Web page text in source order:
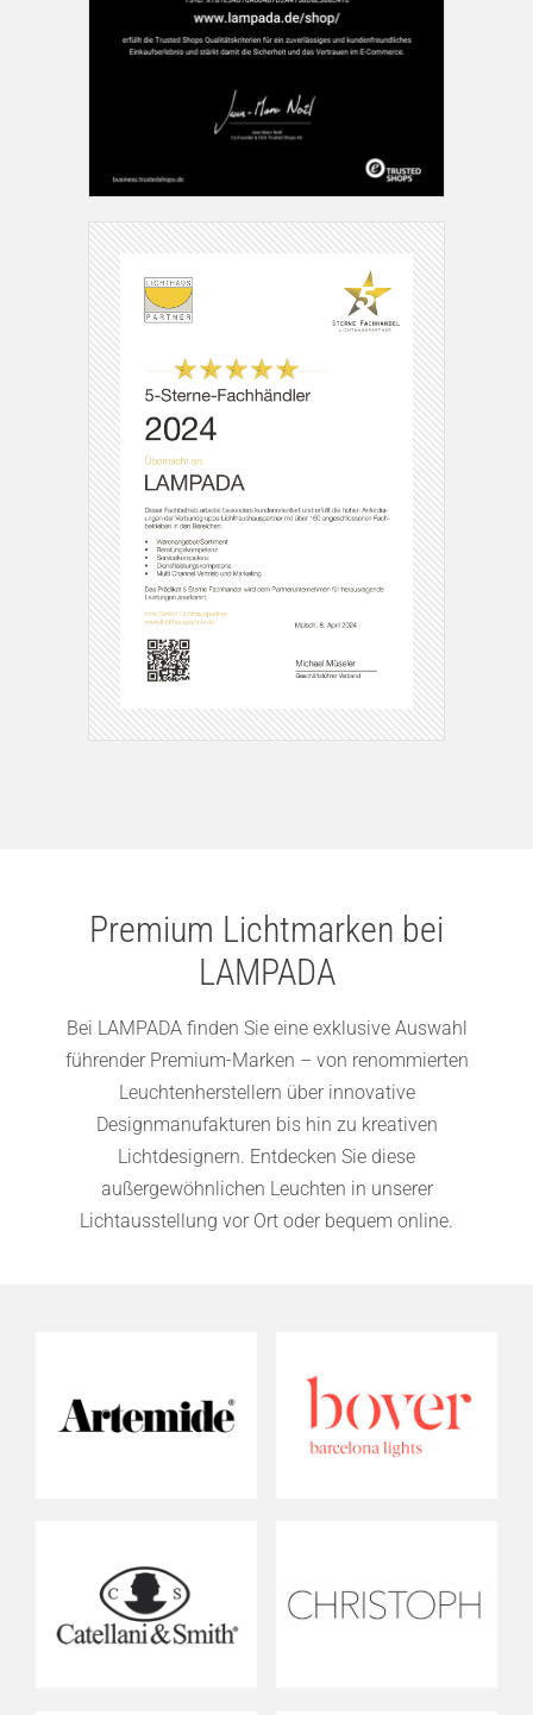
Premium Lichtmarken bei
LAMPADA
Bei LAMPADA finden Sie eine exklusive Auswahl
führender Premium-Marken – von renommierten
Leuchtenherstellern über innovative
Designmanufakturen bis hin zu kreativen
Lichtdesignern. Entdecken Sie diese
außergewöhnlichen Leuchten in unserer
Lichtausstellung vor Ort oder bequem online.